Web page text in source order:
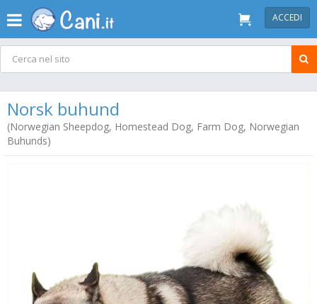
ACCEDI
Norsk buhund
(Norwegian Sheepdog, Homestead Dog, Farm Dog, Norwegian
Buhunds)